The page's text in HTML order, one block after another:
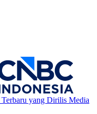
yang Dirilis Media